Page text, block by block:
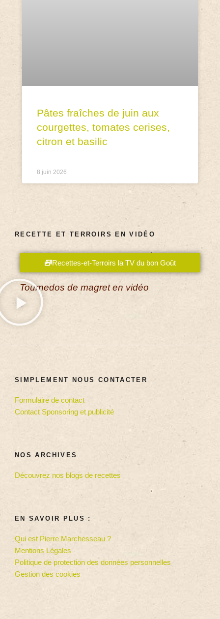
Pâtes fraîches de juin aux
courgettes, tomates cerises,
citron et basilic
8 juin 2026
RECETTE ET TERROIRS EN VIDÉO
Recettes-et-Terroirs la TV du bon Goût
Tournedos de magret en vidéo
SIMPLEMENT NOUS CONTACTER
Formulaire de contact
Contact Sponsoring et publicité
NOS ARCHIVES
Découvrez nos blogs de recettes
EN SAVOIR PLUS :
Qui est Pierre Marchesseau ?
Mentions Légales
Politique de protection des données personnelles
Gestion des cookies